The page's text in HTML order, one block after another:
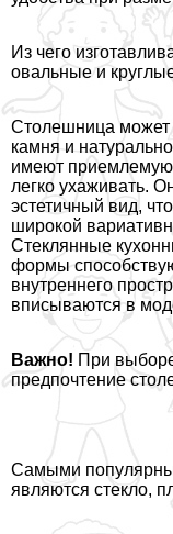
Из чего
овальные и
Столешница может
камня и
имеют приемлемую
легко ухаживать.
эстетичный вид,
широкой
Стеклянные
формы
внутреннего
вписываются в
Важно! При
предпочтение
Самыми
являются стекло,